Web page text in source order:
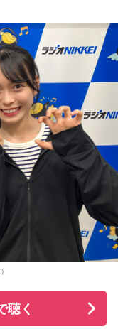
ィホール
ム ホールC
さい
哲夫（Ba）、神保 彰
年に配信された
獲得し、全国7か所
て迎えられた。
ミライ』を発表。先
ャート1位となり、
。2024年、さらに
バム『ウチュウノ
ールツアーは前回
エンジニアに迎えた
feat. LA
ツアーも大盛況の
/ オートコード /
/ おとなりにぎん
/ カライドスコ
HOTDOGS / 極
/ Cloudy / 海月に
想痛 / Kono / 古墳シ
あどばん / THE
/ さゆに！ /
クラブ / Shom / 水
テレオドロシー /
/ 台所きっちん /
/ DeNeel / デビ
/ '97,Kids / なき
/ ねぎ塩豚丼 /
バチカン市国に愛
まそら / Viewtrade
コ / Black petrol /
/ COPES / ココ
サカキナオ / THE
札幌某所 / THE
らさ (Band Set) /
Ciely / シトナユイ
/ 杉本ラララ / 鈴木
/ 3markets[ ] / セ
/ ちゃくら /
/ テレビ大陸音頭 /
寂 / ニューアヤカ
程式 / Pastel Tang
Hello / Be my Girl
どろん / POOLS /
/ ブラン
/ 丸山純奈 / ミー
/ muk / Maverick
、AKB48について
好きish』について
、すでに再生回数
ほか、行天優莉奈
き方』についても詳
活動していた
このほか、9月26日
催される「THREE
情報満載の30分で
亮、進行はフリー
聴く